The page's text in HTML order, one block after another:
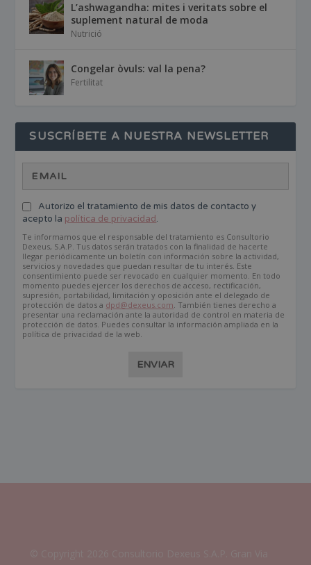
L’ashwagandha: mites i veritats sobre el
suplement natural de moda
Nutrició
Congelar òvuls: val la pena?
Fertilitat
SUSCRÍBETE A NUESTRA NEWSLETTER
Autorizo el tratamiento de mis datos de contacto y
acepto la política de privacidad.
Te informamos que el responsable del tratamiento es Consultorio
Dexeus, S.A.P. Tus datos serán tratados con la finalidad de hacerte
llegar periódicamente un boletín con información sobre la actividad,
servicios y novedades que puedan resultar de tu interés. Este
consentimiento puede ser revocado en cualquier momento. En todo
momento puedes ejercer los derechos de acceso, rectificación,
supresión, portabilidad, limitación y oposición ante el delegado de
protección de datos a dpd@dexeus.com. También tienes derecho a
presentar una reclamación ante la autoridad de control en materia de
protección de datos. Puedes consultar la información ampliada en la
política de privacidad de la web.
ENVIAR